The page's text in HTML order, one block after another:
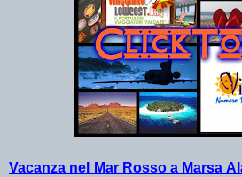
Vacanza nel Mar Rosso a Marsa